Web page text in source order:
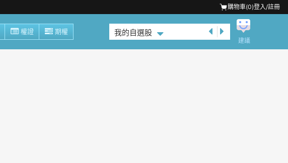
購物車(0)登入/註冊
權證 期權 我的自選股
建議